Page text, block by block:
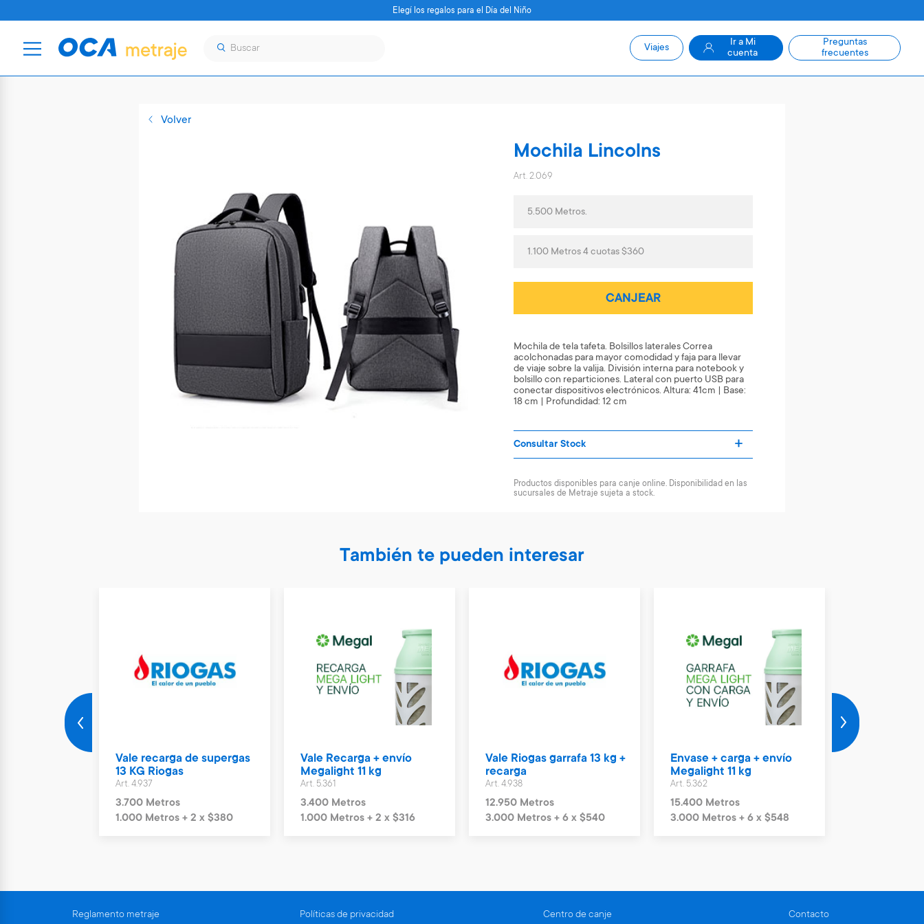
Volver
Mochila Lincolns
Art. 2.069
5.500 Metros.
1.100 Metros 4 cuotas $360
CANJEAR
Mochila de tela tafeta. Bolsillos laterales Correa
acolchonadas para mayor comodidad y faja para llevar
de viaje sobre la valija. División interna para notebook y
bolsillo con reparticiones. Lateral con puerto USB para
conectar dispositivos electrónicos. Altura: 41cm | Base:
18 cm | Profundidad: 12 cm
Consultar Stock
Productos disponibles para canje online. Disponibilidad en las
sucursales de Metraje sujeta a stock.
También te pueden interesar
Vale recarga de supergas
13 KG Riogas
Art. 4.937
3.700 Metros
1.000 Metros + 2 x $380
Vale Recarga + envío
Megalight 11 kg
Art. 5.361
3.400 Metros
1.000 Metros + 2 x $316
Vale Riogas garrafa 13 kg +
recarga
Art. 4.938
12.950 Metros
3.000 Metros + 6 x $540
Envase + carga + envío
Megalight 11 kg
Art. 5.362
15.400 Metros
3.000 Metros + 6 x $548
Elegí los regalos para el Día del Niño
Viajes
Ir a Mi
cuenta
Preguntas
frecuentes
Reglamento metraje Políticas de privacidad Centro de canje Contacto